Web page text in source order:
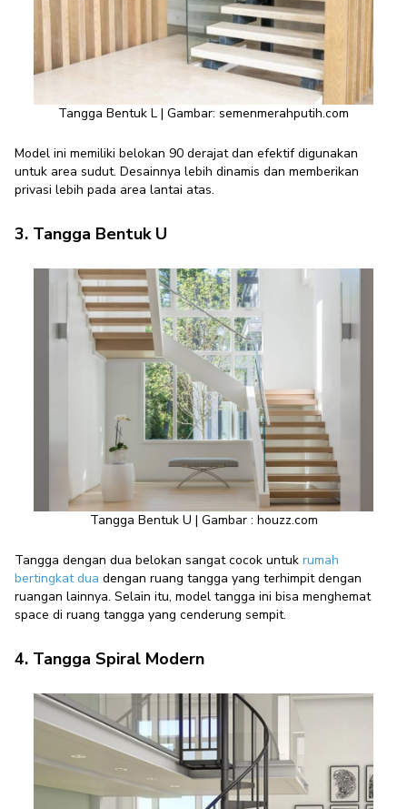
Tangga Bentuk L | Gambar: semenmerahputih.com
Model ini memiliki belokan 90 derajat dan efektif digunakan
untuk area sudut. Desainnya lebih dinamis dan memberikan
privasi lebih pada area lantai atas.
3. Tangga Bentuk U
Tangga Bentuk U | Gambar : houzz.com
Tangga dengan dua belokan sangat cocok untuk rumah
bertingkat dua dengan ruang tangga yang terhimpit dengan
ruangan lainnya. Selain itu, model tangga ini bisa menghemat
space di ruang tangga yang cenderung sempit.
4. Tangga Spiral Modern